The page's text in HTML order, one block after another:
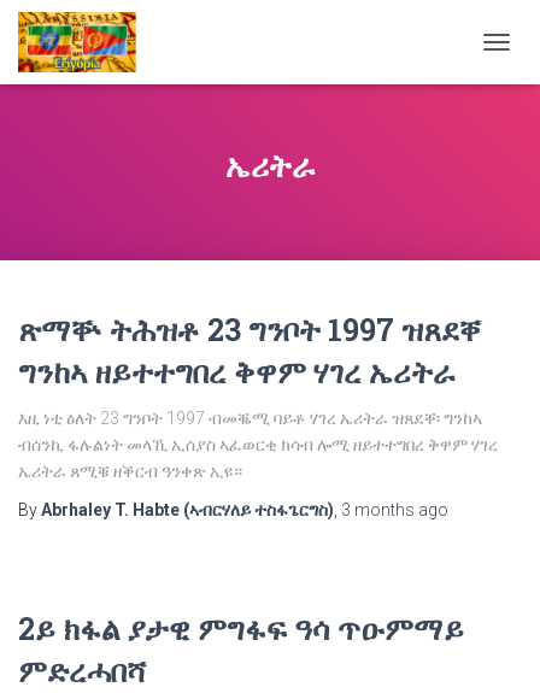
ኤሪትራ
ጽማቝ ትሕዝቶ 23 ግንቦት 1997 ዝጸደቐ
ግንከኣ ዘይተተግበረ ቅዋም ሃገረ ኤሪትራ
እዚ ነቲ ዕለት 23 ግንቦት 1997 ብመቘሚ ባይቶ ሃገረ ኤሪትራ ዝጸደቐ፡ ግንከኣ
ብሰንኪ ፋሉልነት መላኺ ኢሰያስ ኣፈወርቂ ክሳብ ሎሚ ዘይተተግበረ ቅዋም ሃገረ
ኤሪትራ ጸሚቑ ዘቕርብ ዓንቀጽ ኢዩ።
ByAbrhaley T. Habte (ኣብርሃለይ ተስፋጌርግስ) 3 months ago
2ይ ክፋል ያታዊ ምግፋፍ ዓሳ ጥዑምማይ
ምድረሓበሻ